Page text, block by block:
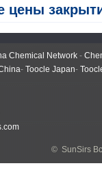
по всему совету 23
Chemical Network -
- Toocle Japan-
© SunSirs